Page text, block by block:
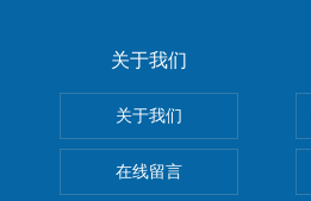
关于我们
关于我们
在线留言